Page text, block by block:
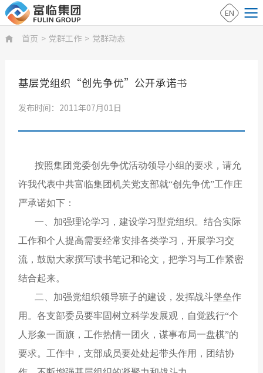
EN
 首页 > 党群工作 > 党群动态
基层党组织“创先争优”公开承诺书
发布时间：2011年07月01日
按照集团党委创先争优活动领导小组的要求，请允
许我代表中共富临集团机关党支部就“创先争优”工作庄
严承诺如下：
一、加强理论学习，建设学习型党组织。结合实际
工作和个人提高需要经常安排各类学习，开展学习交
流，鼓励大家撰写读书笔记和论文，把学习与工作紧密
结合起来。
二、加强党组织领导班子的建设，发挥战斗堡垒作
用。各支部委员要牢固树立科学发展观，自觉践行“个
人形象一面旗，工作热情一团火，谋事布局一盘棋”的
要求。工作中，支部成员要处处起带头作用，团结协